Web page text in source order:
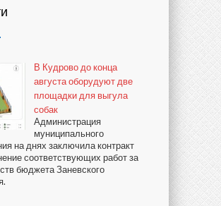
В Кудрово до конца
августа оборудуют две
площадки для выгула
собак
Администрация
муниципального
на днях заключила контракт
соответствующих работ за
бюджета Заневского